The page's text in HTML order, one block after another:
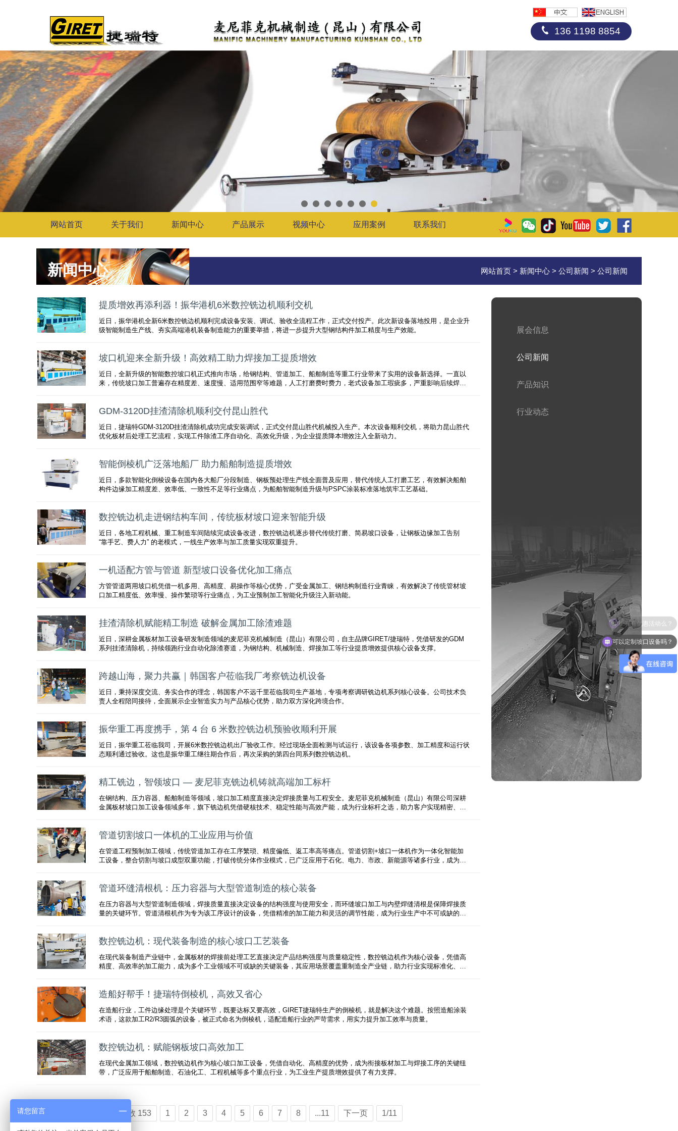
136 1198 8854
网站首页 关于我们 新闻中心 产品展示 视频中心 应用案例 联系我们
新闻中心 网站首页 > 新闻中心 > 公司新闻 > 公司新闻
提质增效再添利器！振华港机6米数控铣边机顺利交机
近日，振华港机全新6米数控铣边机顺利完成设备安装、调试、验收全流程工作，正式交付投产。此次新设备落地投用，是企业升
级智能制造生产线、夯实高端港机装备制造能力的重要举措，将进一步提升大型钢结构件加工精度与生产效能。
坡口机迎来全新升级！高效精工助力焊接加工提质增效
近日，全新升级的智能数控坡口机正式推向市场，给钢结构、管道加工、船舶制造等重工行业带来了实用的设备新选择。一直以
来，传统坡口加工普遍存在精度差、速度慢、适用范围窄等难题，人工打磨费时费力，老式设备加工瑕疵多，严重影响后续焊…
GDM-3120D挂渣清除机顺利交付昆山胜代
近日，捷瑞特GDM-3120D挂渣清除机成功完成安装调试，正式交付昆山胜代机械投入生产。本次设备顺利交机，将助力昆山胜代
优化板材后处理工艺流程，实现工件除渣工序自动化、高效化升级，为企业提质降本增效注入全新动力。
智能倒棱机广泛落地船厂 助力船舶制造提质增效
近日，多款智能化倒棱设备在国内各大船厂分段制造、钢板预处理生产线全面普及应用，替代传统人工打磨工艺，有效解决船舶
构件边缘加工精度差、效率低、一致性不足等行业痛点，为船舶智能制造升级与PSPC涂装标准落地筑牢工艺基础。
数控铣边机走进钢结构车间，传统板材坡口迎来智能升级
近日，各地工程机械、重工制造车间陆续完成设备改进，数控铣边机逐步替代传统打磨、简易坡口设备，让钢板边缘加工告别
“靠手艺、费人力” 的老模式，一线生产效率与加工质量实现双重提升。
一机适配方管与管道 新型坡口设备优化加工痛点
方管管道两用坡口机凭借一机多用、高精度、易操作等核心优势，广受金属加工、钢结构制造行业青睐，有效解决了传统管材坡
口加工精度低、效率慢、操作繁琐等行业痛点，为工业预制加工智能化升级注入新动能。
挂渣清除机赋能精工制造 破解金属加工除渣难题
近日，深耕金属板材加工设备研发制造领域的麦尼菲克机械制造（昆山）有限公司，自主品牌GIRET/捷瑞特，凭借研发的GDM
系列挂渣清除机，持续领跑行业自动化除渣赛道，为钢结构、机械制造、焊接加工等行业提质增效提供核心设备支撑。
跨越山海，聚力共赢｜韩国客户莅临我厂考察铣边机设备
近日，秉持深度交流、务实合作的理念，韩国客户不远千里莅临我司生产基地，专项考察调研铣边机系列核心设备。公司技术负
责人全程陪同接待，全面展示企业智造实力与产品核心优势，助力双方深化跨境合作。
振华重工再度携手，第 4 台 6 米数控铣边机预验收顺利开展
近日，振华重工莅临我司，开展6米数控铣边机出厂验收工作。经过现场全面检测与试运行，该设备各项参数、加工精度和运行状
态顺利通过验收。这也是振华重工继往期合作后，再次采购的第四台同系列数控铣边机。
精工铣边，智领坡口 — 麦尼菲克铣边机铸就高端加工标杆
在钢结构、压力容器、船舶制造等领域，坡口加工精度直接决定焊接质量与工程安全。麦尼菲克机械制造（昆山）有限公司深耕
金属板材坡口加工设备领域多年，旗下铣边机凭借硬核技术、稳定性能与高效产能，成为行业标杆之选，助力客户实现精密、…
管道切割坡口一体机的工业应用与价值
在管道工程预制加工领域，传统管道加工存在工序繁琐、精度偏低、返工率高等痛点。管道切割+坡口一体机作为一体化智能加
工设备，整合切割与坡口成型双重功能，打破传统分体作业模式，已广泛应用于石化、电力、市政、新能源等诸多行业，成为…
管道环缝清根机：压力容器与大型管道制造的核心装备
在压力容器与大型管道制造领域，焊接质量直接决定设备的结构强度与使用安全，而环缝坡口加工与内壁焊缝清根是保障焊接质
量的关键环节。管道清根机作为专为该工序设计的设备，凭借精准的加工能力和灵活的调节性能，成为行业生产中不可或缺的…
数控铣边机：现代装备制造的核心坡口工艺装备
在现代装备制造产业链中，金属板材的焊接前处理工艺直接决定产品结构强度与质量稳定性，数控铣边机作为核心设备，凭借高
精度、高效率的加工能力，成为多个工业领域不可或缺的关键装备，其应用场景覆盖重制造全产业链，助力行业实现标准化、…
造船好帮手！捷瑞特倒棱机，高效又省心
在造船行业，工件边缘处理是个关键环节，既要达标又要高效，GIRET捷瑞特生产的倒棱机，就是解决这个难题。按照造船涂装
术语，这款加工R2/R3圆弧的设备，被正式命名为倒棱机，适配造船行业的严苛需求，用实力提升加工效率与质量。
数控铣边机：赋能钢板坡口高效加工
在现代金属加工领域，数控铣边机作为核心坡口加工设备，凭借自动化、高精度的优势，成为衔接板材加工与焊接工序的关键纽
带，广泛应用于船舶制造、石油化工、工程机械等多个重点行业，为工业生产提质增效提供了有力支撑。
总数 153 1 2 3 4 5 6 7 8 ...11 下一页 1/11
展会信息
公司新闻
产品知识
行业动态
可以定制坡口设备吗？
请您留言